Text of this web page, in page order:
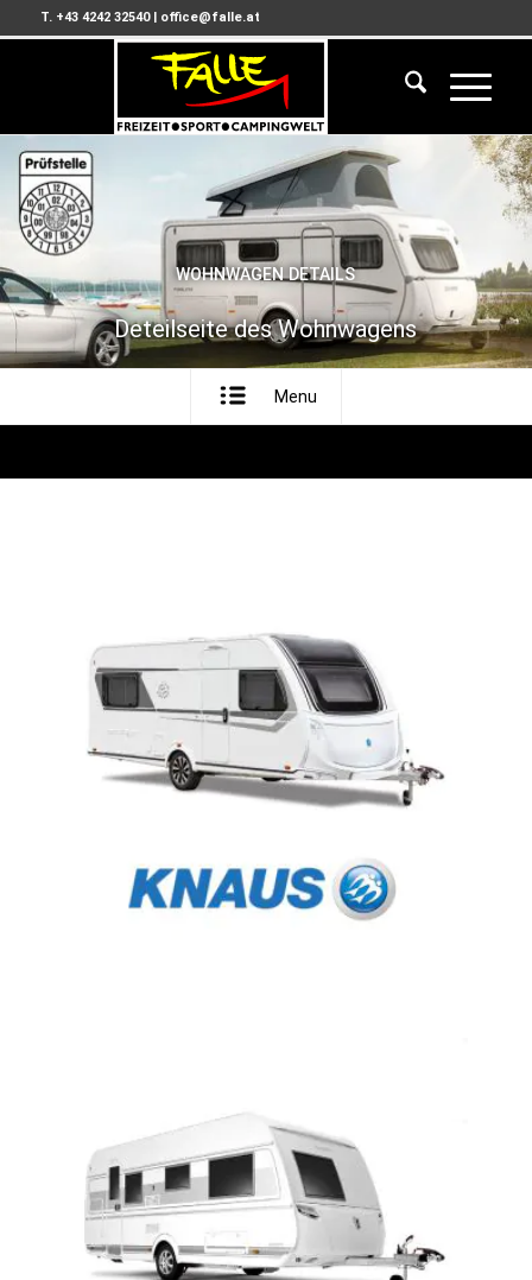
T. +43 4242 32540| office@falle.at
WOHNWAGEN DETAILS
Deteilseite des Wohnwagens
Menu